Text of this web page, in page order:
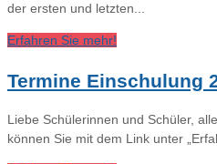
der ersten und letzten...
Erfahren Sie mehr!
Termine Einschulung
Liebe Schülerinnen und Schüler,
können Sie mit dem Link unter